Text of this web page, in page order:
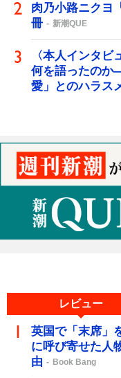
肉乃小路ニクヨ
冊
新潮QUE
〈本人インタ
何を語ったのか
愛」とのハラス
レビュー
英国で「末席」
に呼び寄せた人
由
Book Bang